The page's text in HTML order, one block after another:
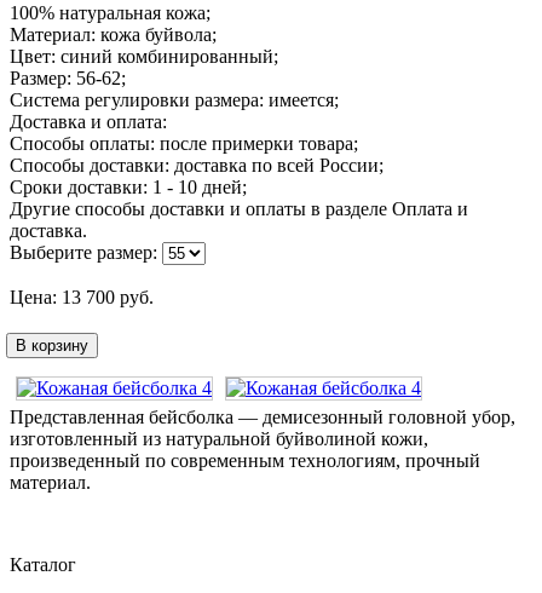
100% натуральная кожа;
Материал: кожа буйвола;
Цвет: синий комбинированный;
Размер: 56-62;
Система регулировки размера: имеется;
Доставка и оплата:
Способы оплаты: после примерки товара;
Способы доставки: доставка по всей России;
Сроки доставки: 1 - 10 дней;
Другие способы доставки и оплаты в разделе Оплата и
доставка.
Выберите размер:
Цена: 13 700 руб.
В корзину
Представленная бейсболка — демисезонный головной убор,
изготовленный из натуральной буйволиной кожи,
произведенный по современным технологиям, прочный
материал.
Каталог